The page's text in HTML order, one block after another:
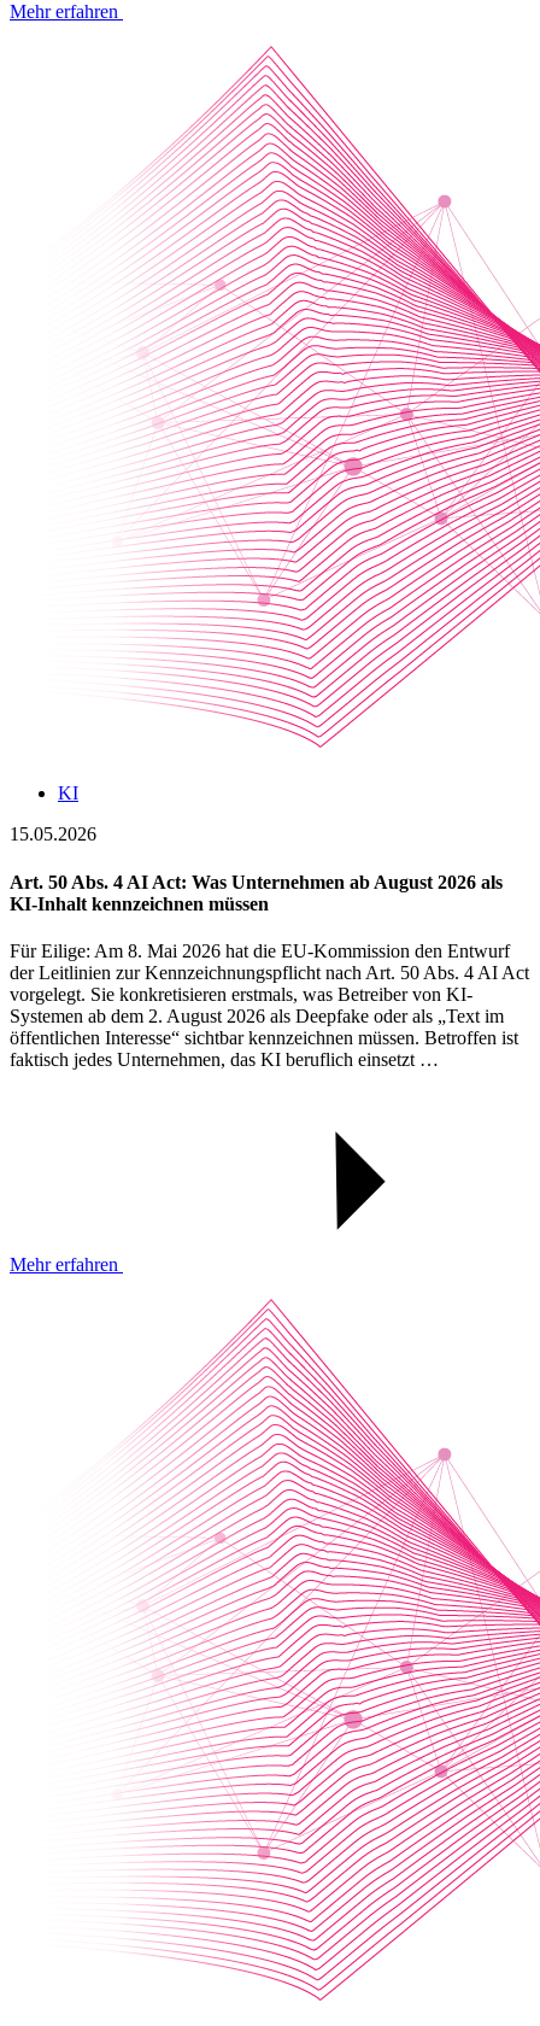
Mehr erfahren
KI
15.05.2026
Art. 50 Abs. 4 AI Act: Was Unternehmen ab August 2026 als
KI-Inhalt kennzeichnen müssen
Für Eilige: Am 8. Mai 2026 hat die EU-Kommission den Entwurf
der Leitlinien zur Kennzeichnungspflicht nach Art. 50 Abs. 4 AI Act
vorgelegt. Sie konkretisieren erstmals, was Betreiber von KI-
Systemen ab dem 2. August 2026 als Deepfake oder als „Text im
öffentlichen Interesse“ sichtbar kennzeichnen müssen. Betroffen ist
faktisch jedes Unternehmen, das KI beruflich einsetzt …
Mehr erfahren